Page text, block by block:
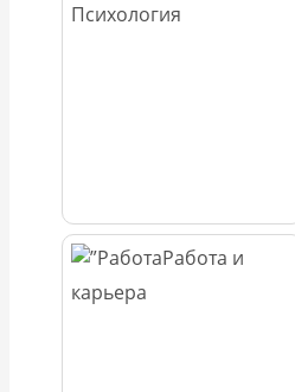
Психология
Работа и
карьера